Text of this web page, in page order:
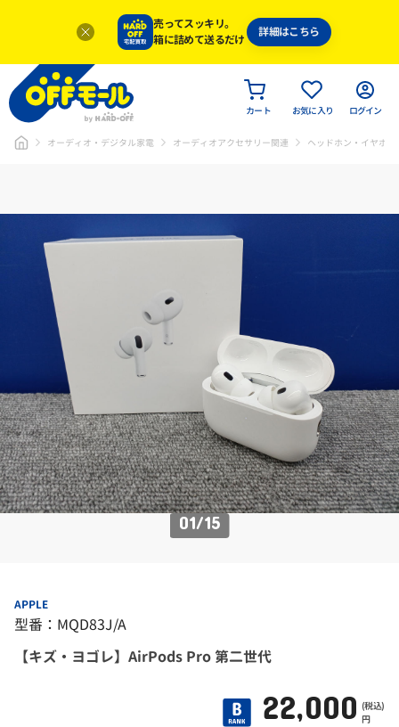
売ってスッキリ。
箱に詰めて送るだけ
詳細はこちら
カート お気に入り ログイン
オーディオ・デジタル家電 オーディオアクセサリー関連 ヘッドホン・イヤホン
01/15
APPLE
型番：MQD83J/A
【キズ・ヨゴレ】AirPods Pro 第二世代
22,000 (税込)
円